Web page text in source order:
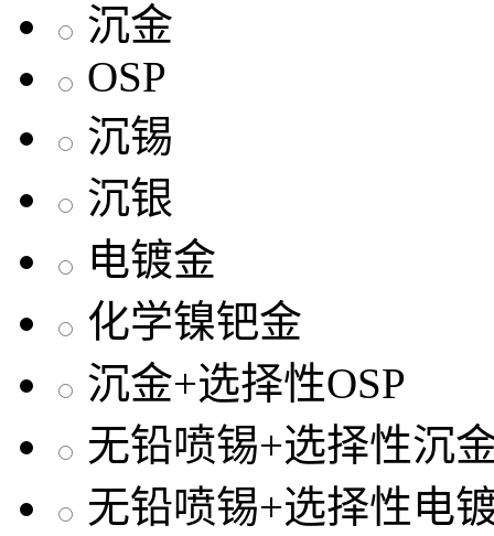
沉金
OSP
沉锡
沉银
电镀金
化学镍钯金
沉金+选择性OSP
无铅喷锡+选择性沉
无铅喷锡+选择性电